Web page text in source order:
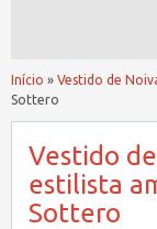
Início » Vestido de
Sottero
Vestido
estilista
Sottero